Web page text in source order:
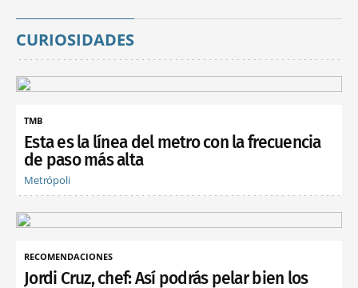
CURIOSIDADES
TMB
Esta es la línea del metro con la frecuencia
de paso más alta
Metrópoli
RECOMENDACIONES
Jordi Cruz, chef: Así podrás pelar bien los